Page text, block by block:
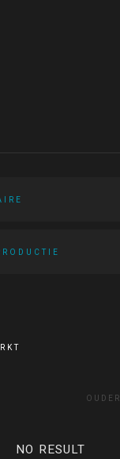
OUDER
NO RESULT